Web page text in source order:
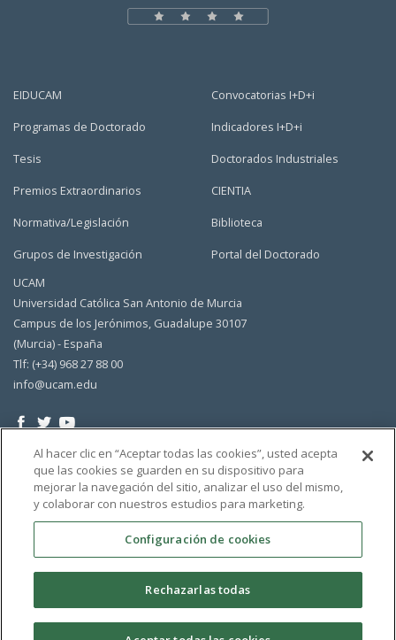
EIDUCAM
Programas de Doctorado
Tesis
Premios Extraordinarios
Normativa/Legislación
Grupos de Investigación
Convocatorias I+D+i
Indicadores I+D+i
Doctorados Industriales
CIENTIA
Biblioteca
Portal del Doctorado
UCAM
Universidad Católica San Antonio de Murcia
Campus de los Jerónimos, Guadalupe 30107
(Murcia) - España
Tlf: (+34) 968 27 88 00
info@ucam.edu
Al hacer clic en “Aceptar todas las cookies”, usted acepta
que las cookies se guarden en su dispositivo para
mejorar la navegación del sitio, analizar el uso del mismo,
y colaborar con nuestros estudios para marketing.
Configuración de cookies
Rechazarlas todas